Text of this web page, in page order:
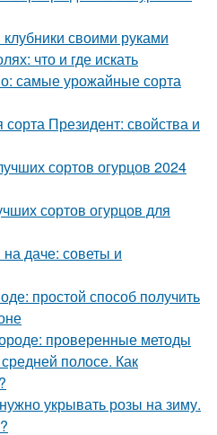
клубники своими руками
что и где искать
самые урожайные сорта
Президент: свойства и
сортов огурцов 2024
сортов огурцов для
даче: советы и
простой способ получить
проверенные методы
полосе. Как
укрывать розы на зиму.